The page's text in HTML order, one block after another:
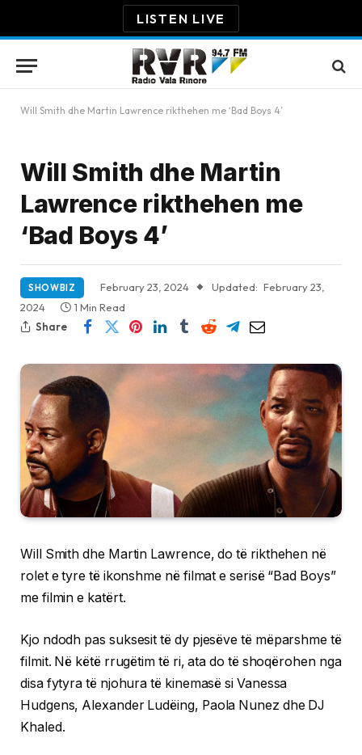
LISTEN LIVE
Will Smith dhe Martin Lawrence rikthehen me ‘Bad Boys 4’
Will Smith dhe Martin
Lawrence rikthehen me
‘Bad Boys 4’
SHOWBIZ February 23, 2024 Updated: February 23,
2024
1 Min Read
Share
Will Smith dhe Martin Lawrence, do të rikthehen në
rolet e tyre të ikonshme në filmat e serisë “Bad Boys”
me filmin e katërt.
Kjo ndodh pas suksesit të dy pjesëve të mëparshme të
filmit. Në këtë rrugëtim të ri, ata do të shoqërohen nga
disa fytyra të njohura të kinemasë si Vanessa
Hudgens, Alexander Ludëing, Paola Nunez dhe DJ
Khaled.